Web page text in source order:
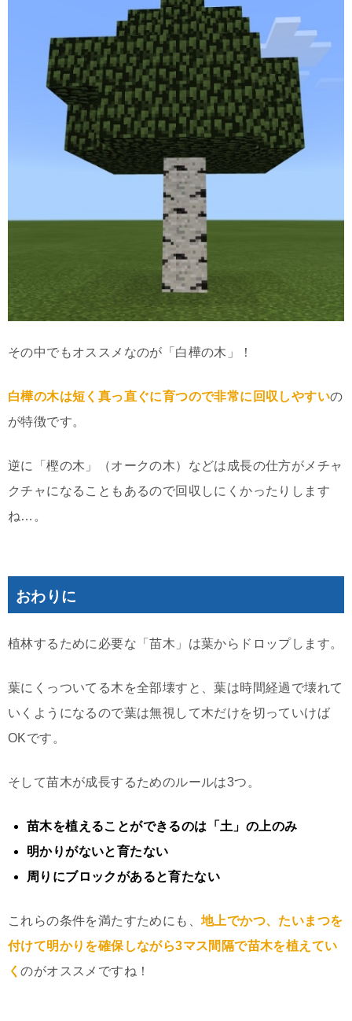
その中でもオススメなのが「白樺の木」！
白樺の木は短く真っ直ぐに育つので非常に回収しやすいの
が特徴です。
逆に「樫の木」（オークの木）などは成長の仕方がメチャ
クチャになることもあるので回収しにくかったりします
ね…。
おわりに
植林するために必要な「苗木」は葉からドロップします。
葉にくっついてる木を全部壊すと、葉は時間経過で壊れて
いくようになるので葉は無視して木だけを切っていけば
OKです。
そして苗木が成長するためのルールは3つ。
苗木を植えることができるのは「土」の上のみ
明かりがないと育たない
周りにブロックがあると育たない
これらの条件を満たすためにも、 地上でかつ、たいまつを
付けて明かりを確保しながら3マス間隔で苗木を植えてい
くのがオススメですね！